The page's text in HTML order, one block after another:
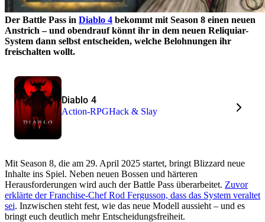
Der Battle Pass in Diablo 4 bekommt mit Season 8 einen neuen
Anstrich – und obendrauf könnt ihr in dem neuen Reliquiar-
System dann selbst entscheiden, welche Belohnungen ihr
freischalten wollt.
Diablo 4
Action-RPGHack & Slay
Mit Season 8, die am 29. April 2025 startet, bringt Blizzard neue
Inhalte ins Spiel. Neben neuen Bossen und härteren
Herausforderungen wird auch der Battle Pass überarbeitet. Zuvor
erklärte der Franchise-Chef Rod Fergusson, dass das System veraltet
sei. Inzwischen steht fest, wie das neue Modell aussieht – und es
bringt euch deutlich mehr Entscheidungsfreiheit.